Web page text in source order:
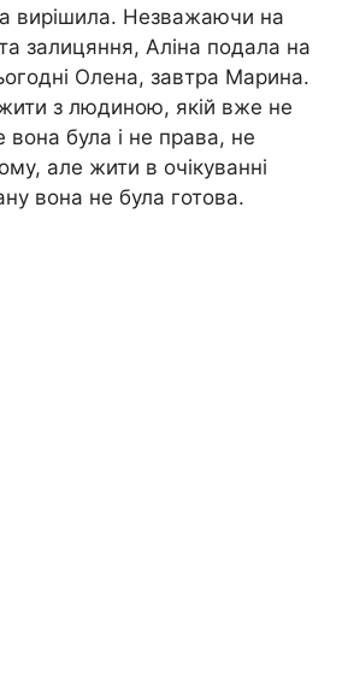
вирішила. Незважаючи на
залицяння, Аліна подала на
Олена, завтра Марина.
з людиною, якій вже не
була і не права, не
але жити в очікуванні
вона не була готова.